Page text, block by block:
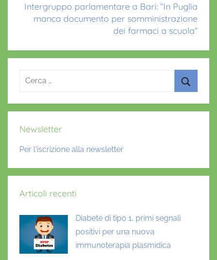
Intergruppo parlamentare a Bari: “In Puglia
manca documento per somministrazione
dei farmaci a scuola”
Ricerca
Newsletter
Per l'iscrizione alla newsletter
Articoli recenti
Diabete di tipo 1, primi segnali
positivi per una nuova
immunoterapia plasmidica